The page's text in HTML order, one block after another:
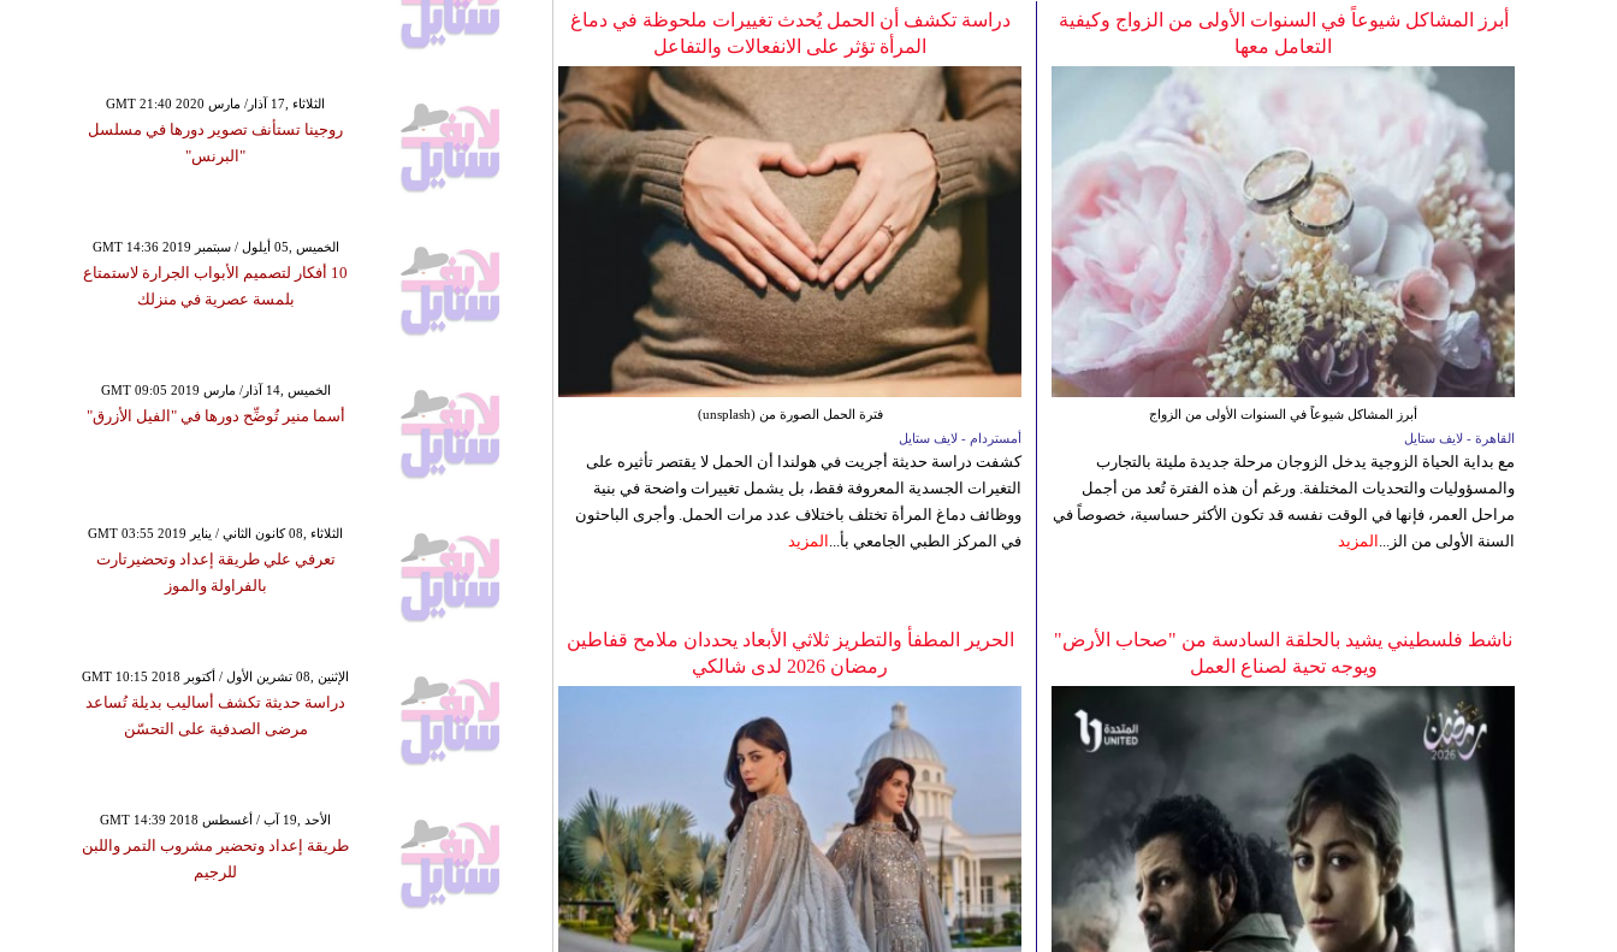
دراسة تكشف أن الحمل يُحدث تغييرات ملحوظة في دماغ
المرأة تؤثر على الانفعالات والتفاعل
فترة الحمل الصورة من (unsplash)
أمستردام - لايف ستايل
كشفت دراسة حديثة أجريت في هولندا أن الحمل لا يقتصر تأثيره على
التغيرات الجسدية المعروفة فقط، بل يشمل تغييرات واضحة في بنية
ووظائف دماغ المرأة تختلف باختلاف عدد مرات الحمل. وأجرى الباحثون
في المركز الطبي الجامعي بأ... المزيد
أبرز المشاكل شيوعاً في السنوات الأولى من الزواج وكيفية
التعامل معها
أبرز المشاكل شيوعاً في السنوات الأولى من الزواج
القاهرة - لايف ستايل
مع بداية الحياة الزوجية يدخل الزوجان مرحلة جديدة مليئة بالتجارب
والمسؤوليات والتحديات المختلفة. ورغم أن هذه الفترة تُعد من أجمل
مراحل العمر، فإنها في الوقت نفسه قد تكون الأكثر حساسية، خصوصاً في
السنة الأولى من الز... المزيد
الحرير المطفأ والتطريز ثلاثي الأبعاد يحددان ملامح قفاطين
رمضان 2026 لدى شالكي
ناشط فلسطيني يشيد بالحلقة السادسة من "صحاب الأرض"
ويوجه تحية لصناع العمل
GMT 21:40 2020 الثلاثاء ,17 آذار/ مارس
روجينا تستأنف تصوير دورها في مسلسل
"البرنس"
GMT 14:36 2019 الخميس ,05 أيلول / سبتمبر
10 أفكار لتصميم الأبواب الجرارة لاستمتاع
بلمسة عصرية في منزلك
GMT 09:05 2019 الخميس ,14 آذار/ مارس
أسما منير تُوضِّح دورها في "الفيل الأزرق"
GMT 03:55 2019 الثلاثاء ,08 كانون الثاني / يناير
تعرفي علي طريقة إعداد وتحضيرتارت
بالفراولة والموز
GMT 10:15 2018 الإثنين ,08 تشرين الأول / أكتوبر
دراسة حديثة تكشف أساليب بديلة تُساعد
مرضى الصدفية على التحسّن
GMT 14:39 2018 الأحد ,19 آب / أغسطس
طريقة إعداد وتحضير مشروب التمر واللبن
للرجيم